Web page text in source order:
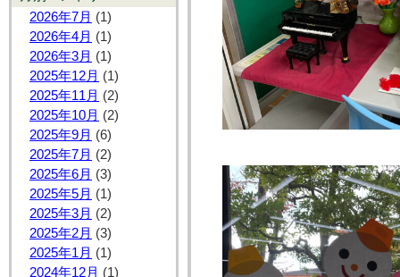
2026年7月 (1)
2026年4月 (1)
2026年3月 (1)
2025年12月 (1)
2025年11月 (2)
2025年10月 (2)
2025年9月 (6)
2025年7月 (2)
2025年6月 (3)
2025年5月 (1)
2025年3月 (2)
2025年2月 (3)
2025年1月 (1)
2024年12月 (1)